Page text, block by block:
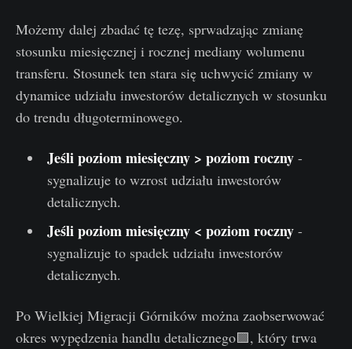
Możemy dalej zbadać tę tezę, sprwadzając zmianę
stosunku miesięcznej i rocznej mediany wolumenu
transferu. Stosunek ten stara się uchwycić zmiany w
dynamice udziału inwestorów detalicznych w stosunku
do trendu długoterminowego.
Jeśli poziom miesięczny > poziom roczny-
sygnalizuje to wzrost udziału inwestorów
detalicznych.
Jeśli poziom miesięczny < poziom roczny-
sygnalizuje to spadek udziału inwestorów
detalicznych.
Po Wielkiej Migracji Górników można zaobserwować
okres wypędzenia handlu detalicznego🟪, który trwa